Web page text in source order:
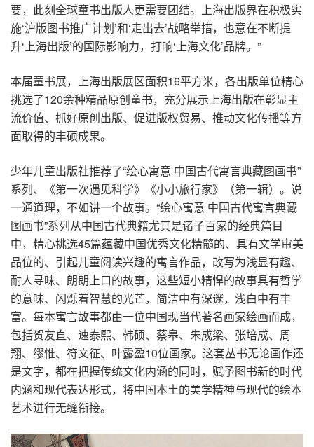
要，此刻全球童书出版人更需要团结。上海出版界在积极实
施‘沪版图书推广计划’和‘走出去’战略举措，也意在不断提
升‘上海出版’的国际影响力，打响‘上海文化’品牌。”
本届童书展，上海出版展区面积16平方米，各出版单位精心
挑选了120余种精品原创童书，充分展示上海出版在彰显主
流价值、抓好原创出版、促进版权贸易、推动文化传播等方
面取得的丰硕成果。
少年儿童出版社推荐了“绘心寓意 中国古代寓言典藏图画书”
系列、《第一次遇见科学》《小小旅行家》（第一辑）。说
一通道理，不如讲一个故事。“绘心寓意 中国古代寓言典藏
图画书”系列从中国古代典籍尤其是诸子百家的经典篇目
中，精心挑选45篇蕴藏中国优秀文化精髓的、具有文学审美
品位的、引起儿童阅读兴趣的寓言作品，改写为浅显有趣、
耐人寻味、朗朗上口的故事，这些短小精悍的故事具有哲学
的意味、闪烁着智慧的光芒，简洁中有深邃，浅白中有丰
富。每本寓言故事都由一位中国现当代著名画家绘画而成，
包括贺友直、速泰熙、韩硕、蔡皋、朱成梁、张培成、周
翔、缪惟、符文征、叶露盈10位画家。这套丛书无论画作还
是文字，都在把握传统文化内涵的同时，赋予图书新的时代
内涵和现代表达形式，将中国本土的美学精神与现代的绘本
艺术进行无缝衔接。